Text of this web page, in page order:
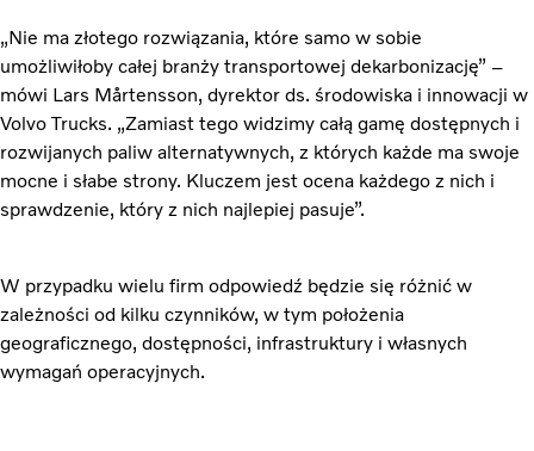
„Nie ma złotego rozwiązania, które samo w sobie
umożliwiłoby całej branży transportowej dekarbonizację” –
mówi Lars Mårtensson, dyrektor ds. środowiska i innowacji w
Volvo Trucks. „Zamiast tego widzimy całą gamę dostępnych i
rozwijanych paliw alternatywnych, z których każde ma swoje
mocne i słabe strony. Kluczem jest ocena każdego z nich i
sprawdzenie, który z nich najlepiej pasuje”.
W przypadku wielu firm odpowiedź będzie się różnić w
zależności od kilku czynników, w tym położenia
geograficznego, dostępności, infrastruktury i własnych
wymagań operacyjnych.